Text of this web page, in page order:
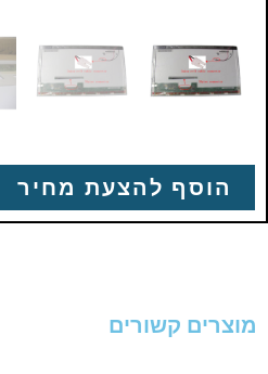
הוסף להצעת מחיר
מוצרים קשורים